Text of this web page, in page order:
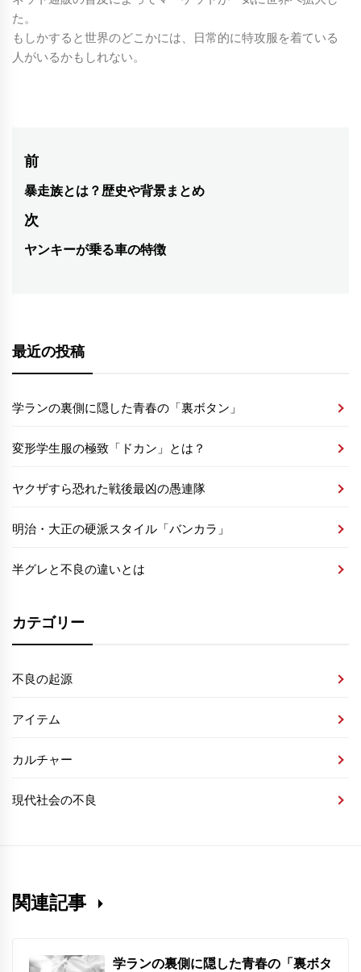
た。
もしかすると世界のどこかには、日常的に特攻服を着ている
人がいるかもしれない。
投
稿
ナ
ビ
ゲ
ン
前
前
の
投
稿:
暴走族とは？歴史や背景まとめ
次
次
ヤンキーが乗る車の特徴
最近の投稿
学ランの裏側に隠した青春の「裏ボタン」
変形学生服の極致「ドカン」とは？
ヤクザすら恐れた戦後最凶の愚連隊
明治・大正の硬派スタイル「バンカラ」
半グレと不良の違いとは
カテゴリー
不良の起源
アイテム
カルチャー
現代社会の不良
関連記事
学ランの裏側に隠した青春の「裏ボタ